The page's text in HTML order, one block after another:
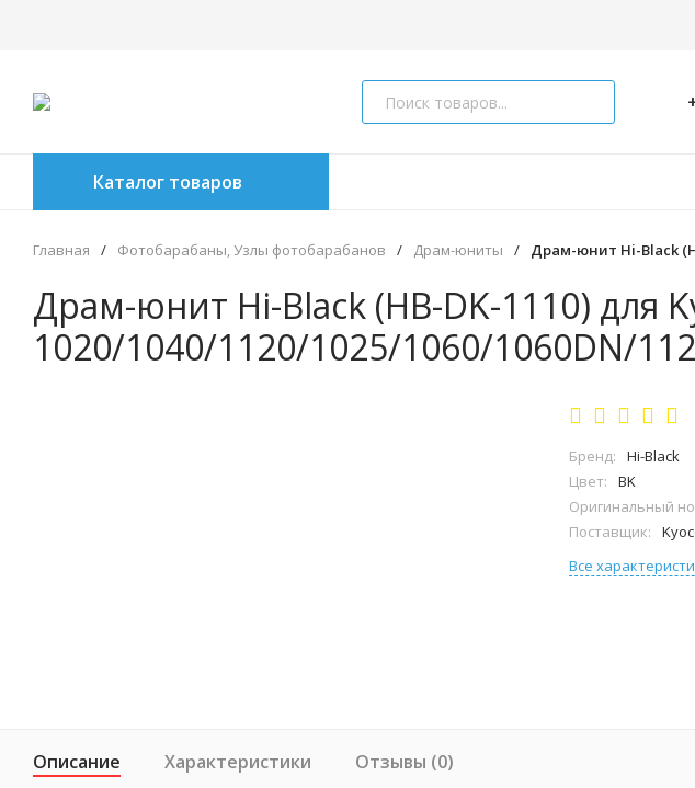
Каталог товаров
Главная / Фотобарабаны, Узлы фотобарабанов / Драм-юниты / Драм-юнит Hi-Black
Драм-юнит Hi-Black (HB-DK-1110) для
1020/1040/1120/1025/1060/1060DN/
Бренд:
Hi-Black
Цвет:
BK
Оригинальный
Поставщик:
Все
Описание Характеристики Отзывы (0)